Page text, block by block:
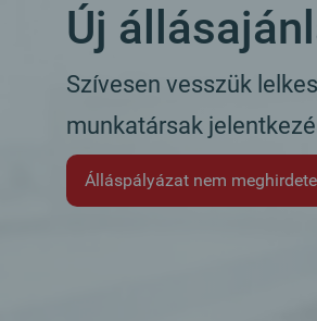
Új
Szívesen vesszük
munkatársak
Álláspályázat nem